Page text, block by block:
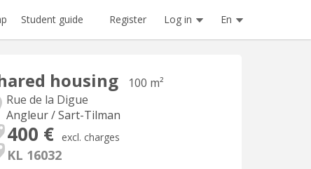
Student guide Register Log in En
housing
100 m²
Rue de la Digue
Angleur / Sart-Tilman
400 € excl. charges
KL 16032